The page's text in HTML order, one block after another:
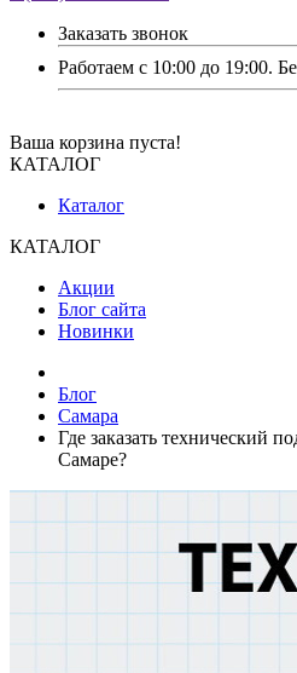
Заказать звонок
Работаем с 10:00 до 19:00.
Ваша корзина пуста!
КАТАЛОГ
Каталог
КАТАЛОГ
Акции
Блог сайта
Новинки
Блог
Самара
Где заказать технический
Самаре?